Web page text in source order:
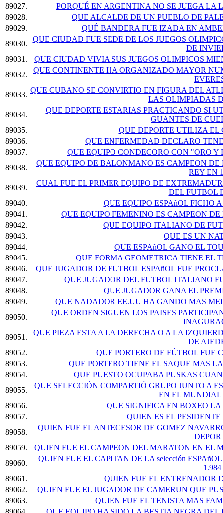
89027.
PORQUÉ EN ARGENTINA NO SE JUEGA LA
89028.
QUE ALCALDE DE UN PUEBLO DE
89029.
QUÉ BANDERA FUE IZADA EN
89030.
QUE CIUDAD FUE SEDE DE LOS JUEGOS
DE
89031.
QUE CIUDAD VIVIA SUS JUEGOS OLIMPICOS
89032.
QUE CONTINENTE HA ORGANIZADO MAYOR
89033.
QUE CUBANO SE CONVIRTIO EN FIGURA DEL
LAS OLIMPIADAS
89034.
QUE DEPORTE ESTARIAS PRACTICANDO SI
GUANTES DE
89035.
QUE DEPORTE UTILIZA EL
89036.
QUE ENFERMEDAD DECLARO
89037.
QUE EQUIPO CONDECORO CON "ORO
89038.
QUE EQUIPO DE BALONMANO ES CAMPEON DE
REY EN
89039.
CUAL FUE EL PRIMER EQUIPO DE
DEL FUTBOL
89040.
QUE EQUIPO ESPAñOL FICHO
89041.
QUE EQUIPO FEMENINO ES CAMPEON
89042.
QUE EQUIPO ITALIANO DE
89043.
QUE ES UN
89044.
QUE ESPAñOL GANO EL
89045.
QUE FORMA GEOMETRICA TIENE EL
89046.
QUE JUGADOR DE FUTBOL ESPAñOL FUE
89047.
QUE JUGADOR DEL FUTBOL ITALIANO
89048.
QUE JUGADOR GANA EL
89049.
QUE NADADOR EE.UU HA GANDO MAS
89050.
QUE ORDEN SIGUEN LOS PAISES
89051.
QUE PIEZA ESTA A LA DERECHA O A LA
DE
89052.
QUE PORTERO DE FÚTBOL FUE
89053.
QUE PORTERO TIENE EL SAQUE MAS
89054.
QUE PUESTO OCUPABA PUSKAS
89055.
QUE SELECCIÓN COMPARTIÓ GRUPO JUNTO A
EN EL MUNDIAL
89056.
QUE SIGNIFICA EN BOXEO
89057.
QUIEN ES EL PESIDENTE
89058.
QUIEN FUE EL ANTECESOR DE GOMEZ
89059.
QUIEN FUE EL CAMPEON DEL MARATON EN EL
89060.
QUIEN FUE EL CAPITAN DE LA selección
1.984
89061.
QUIEN FUE EL ENTRENADOR
89062.
QUIEN FUE EL JUGADOR DE CAMERUN QUE
89063.
QUIEN FUE EL TENISTA MAS
89064.
QUE EQUIPO HA SIDO LA BESTIA NEGRA